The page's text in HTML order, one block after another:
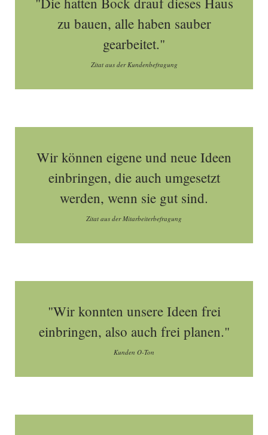
zu bauen, alle haben sauber
gearbeitet."
Zitat aus der Kundenbefragung
Wir können eigene und neue Ideen
einbringen, die auch umgesetzt
werden, wenn sie gut sind.
Zitat aus der Mitarbeiterbefragung
"Wir konnten unsere Ideen frei
einbringen, also auch frei planen."
Kunden O-Ton